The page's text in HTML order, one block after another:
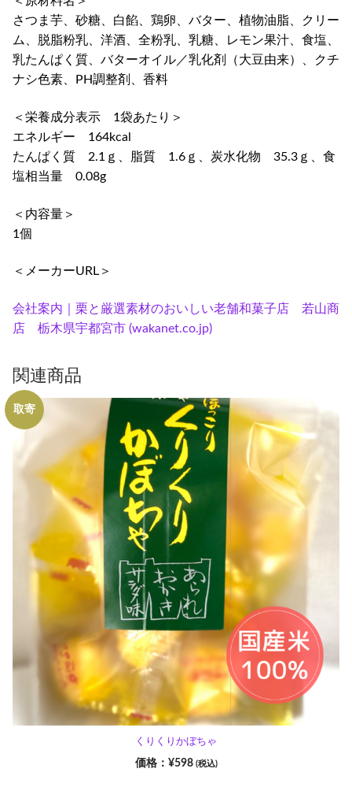
さつま芋、砂糖、白餡、鶏卵、バター、植物油脂、クリー
ム、脱脂粉乳、洋酒、全粉乳、乳糖、レモン果汁、食塩、
乳たんぱく質、バターオイル／乳化剤（大豆由来）、クチ
ナシ色素、PH調整剤、香料
＜栄養成分表示 1袋あたり＞
エネルギー 164kcal
たんぱく質 2.1ｇ、脂質 1.6ｇ、炭水化物 35.3ｇ、食
塩相当量 0.08g
＜内容量＞
1個
＜メーカーURL＞
会社案内｜栗と厳選素材のおいしい老舗和菓子店 若山商
店 栃木県宇都宮市 (wakanet.co.jp)
関連商品
取寄
くりくりかぼちゃ
¥598 (税込)